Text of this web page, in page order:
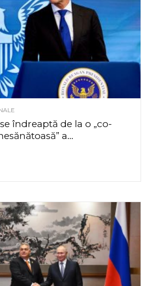
îndreaptă de la o „co-
a...